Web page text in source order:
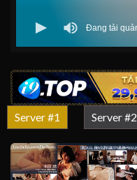
Server #1 Server #2